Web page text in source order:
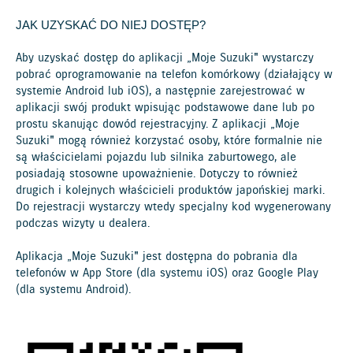
JAK UZYSKAĆ DO NIEJ DOSTĘP?
Aby uzyskać dostęp do aplikacji „Moje Suzuki" wystarczy
pobrać oprogramowanie na telefon komórkowy (działający w
systemie Android lub iOS), a następnie zarejestrować w
aplikacji swój produkt wpisując podstawowe dane lub po
prostu skanując dowód rejestracyjny. Z aplikacji „Moje
Suzuki" mogą również korzystać osoby, które formalnie nie
są właścicielami pojazdu lub silnika zaburtowego, ale
posiadają stosowne upoważnienie. Dotyczy to również
drugich i kolejnych właścicieli produktów japońskiej marki.
Do rejestracji wystarczy wtedy specjalny kod wygenerowany
podczas wizyty u dealera.
Aplikacja „Moje Suzuki" jest dostępna do pobrania dla
telefonów w App Store (dla systemu iOS) oraz Google Play
(dla systemu Android).